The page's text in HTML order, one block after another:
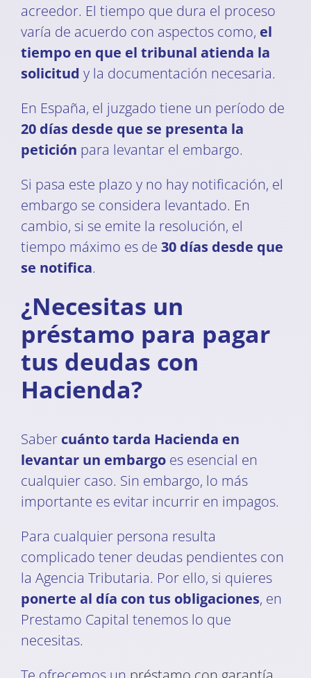
acreedor. El tiempo que dura el proceso
varía de acuerdo con aspectos como, el
tiempo en que el tribunal atienda la
solicitud y la documentación necesaria.
En España, el juzgado tiene un período de
20 días desde que se presenta la
petición para levantar el embargo.
Si pasa este plazo y no hay notificación, el
embargo se considera levantado. En
cambio, si se emite la resolución, el
tiempo máximo es de 30 días desde que
se notifica.
¿Necesitas un
préstamo para pagar
tus deudas con
Hacienda?
Saber cuánto tarda Hacienda en
levantar un embargo es esencial en
cualquier caso. Sin embargo, lo más
importante es evitar incurrir en impagos.
Para cualquier persona resulta
complicado tener deudas pendientes con
la Agencia Tributaria. Por ello, si quieres
ponerte al día con tus obligaciones, en
Prestamo Capital tenemos lo que
necesitas.